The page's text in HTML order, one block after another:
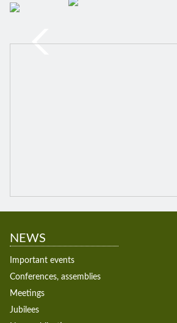
NEWS
Important events
Conferences, assemblies
Meetings
Jubilees